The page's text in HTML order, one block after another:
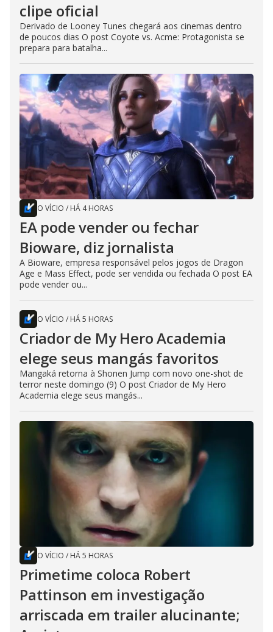
clipe oficial
Derivado de Looney Tunes chegará aos cinemas dentro
de poucos dias O post Coyote vs. Acme: Protagonista se
prepara para batalha...
O VÍCIO / HÁ 4 HORAS
EA pode vender ou fechar
Bioware, diz jornalista
A Bioware, empresa responsável pelos jogos de Dragon
Age e Mass Effect, pode ser vendida ou fechada O post EA
pode vender ou...
O VÍCIO / HÁ 5 HORAS
Criador de My Hero Academia
elege seus mangás favoritos
Mangaká retorna à Shonen Jump com novo one-shot de
terror neste domingo (9) O post Criador de My Hero
Academia elege seus mangás...
O VÍCIO / HÁ 5 HORAS
Primetime coloca Robert
Pattinson em investigação
arriscada em trailer alucinante;